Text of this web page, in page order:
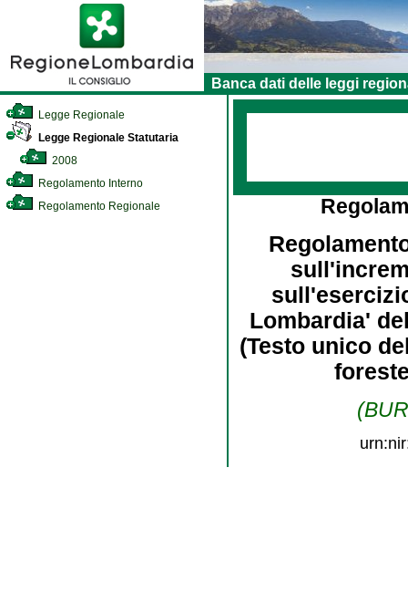
Banca dati delle leggi
Legge Regionale
Legge Regionale Statutaria
2008
Regolamento Interno
Regolamento Regionale
Lombardia'
(Testo unico